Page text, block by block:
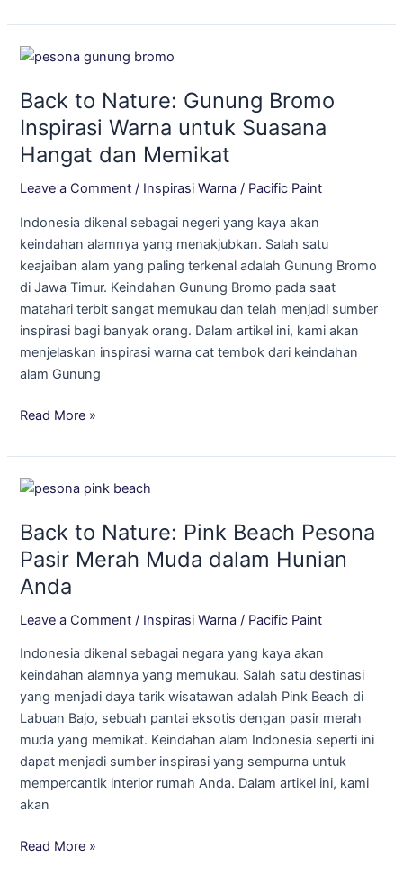
Back to Nature: Gunung Bromo
Inspirasi Warna untuk Suasana
Hangat dan Memikat
Leave a Comment / Inspirasi Warna / Pacific Paint
Indonesia dikenal sebagai negeri yang kaya akan
keindahan alamnya yang menakjubkan. Salah satu
keajaiban alam yang paling terkenal adalah Gunung Bromo
di Jawa Timur. Keindahan Gunung Bromo pada saat
matahari terbit sangat memukau dan telah menjadi sumber
inspirasi bagi banyak orang. Dalam artikel ini, kami akan
menjelaskan inspirasi warna cat tembok dari keindahan
alam Gunung
Back
Nature:
Gunung
Bromo
Inspirasi
Warna
Suasana
Hangat
dan
Memikat
Read More »
Back to Nature: Pink Beach Pesona
Pasir Merah Muda dalam Hunian
Anda
Leave a Comment / Inspirasi Warna / Pacific Paint
Indonesia dikenal sebagai negara yang kaya akan
keindahan alamnya yang memukau. Salah satu destinasi
yang menjadi daya tarik wisatawan adalah Pink Beach di
Labuan Bajo, sebuah pantai eksotis dengan pasir merah
muda yang memikat. Keindahan alam Indonesia seperti ini
dapat menjadi sumber inspirasi yang sempurna untuk
mempercantik interior rumah Anda. Dalam artikel ini, kami
akan
Back
Nature:
Pink
Beach
Pesona
Pasir
Muda
dalam
Hunian
Anda
Read More »